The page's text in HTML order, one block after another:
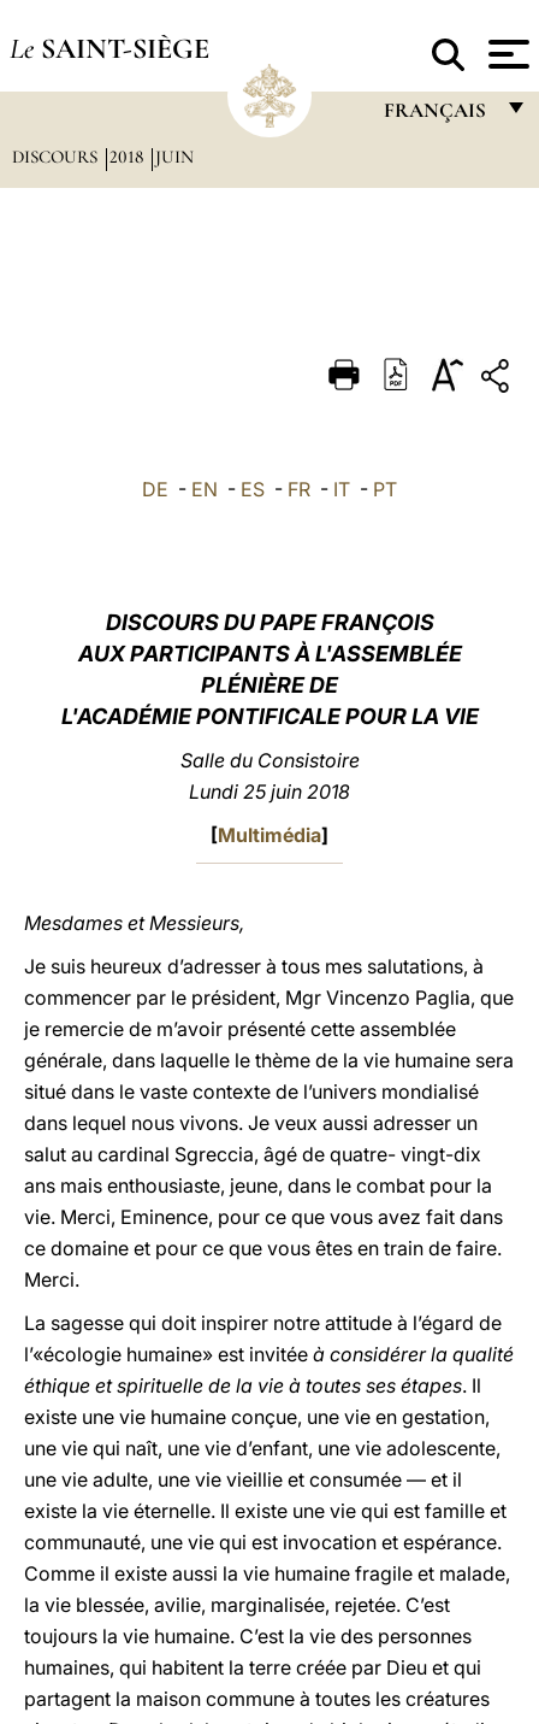
Le SAINT-SIÈGE
FRANÇAIS
DEUTSCH
العربيّة
DISCOURS 2018 JUIN
DE - EN - ES - FR - IT - PT
DISCOURS DU PAPE FRANÇOIS
AUX PARTICIPANTS À L'ASSEMBLÉE
PLÉNIÈRE DE
L'ACADÉMIE PONTIFICALE POUR LA VIE
Salle du Consistoire
Lundi 25 juin 2018
[Multimédia]
Mesdames et Messieurs,
Je suis heureux d’adresser à tous mes salutations, à
commencer par le président, Mgr Vincenzo Paglia, que
je remercie de m’avoir présenté cette assemblée
générale, dans laquelle le thème de la vie humaine sera
situé dans le vaste contexte de l’univers mondialisé
dans lequel nous vivons. Je veux aussi adresser un
salut au cardinal Sgreccia, âgé de quatre- vingt-dix
ans mais enthousiaste, jeune, dans le combat pour la
vie. Merci, Eminence, pour ce que vous avez fait dans
ce domaine et pour ce que vous êtes en train de faire.
Merci.
La sagesse qui doit inspirer notre attitude à l’égard de
l’«écologie humaine» est invitée à considérer la qualité
éthique et spirituelle de la vie à toutes ses étapes. Il
existe une vie humaine conçue, une vie en gestation,
une vie qui naît, une vie d’enfant, une vie adolescente,
une vie adulte, une vie vieillie et consumée — et il
existe la vie éternelle. Il existe une vie qui est famille et
communauté, une vie qui est invocation et espérance.
Comme il existe aussi la vie humaine fragile et malade,
la vie blessée, avilie, marginalisée, rejetée. C’est
toujours la vie humaine. C’est la vie des personnes
humaines, qui habitent la terre créée par Dieu et qui
partagent la maison commune à toutes les créatures